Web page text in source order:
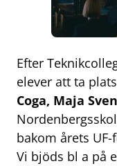
Efter
elever att ta
Coga, Maja
bakom årets
Vi bjöds bl a på